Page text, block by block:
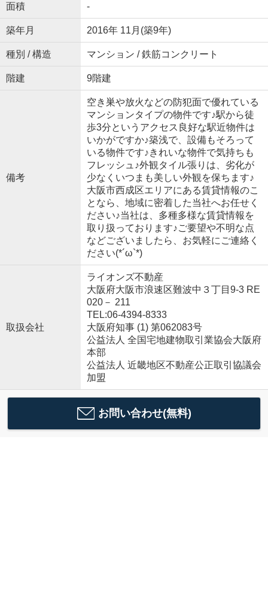
面積 -
築年月 2016年 11月(築9年)
種別 / 構造 マンション / 鉄筋コンクリート
階建 9階建
備考
空き巣や放火などの防犯面で優れている
マンションタイプの物件です♪駅から徒
歩3分というアクセス良好な駅近物件は
いかがですか♪築浅で、設備もそろって
いる物件です♪きれいな物件で気持ちも
フレッシュ♪外観タイル張りは、劣化が
少なくいつまも美しい外観を保ちます♪
大阪市西成区エリアにある賃貸情報のこ
となら、地域に密着した当社へお任せく
ださい♪当社は、多種多様な賃貸情報を
取り扱っております♪ご要望や不明な点
などございましたら、お気軽にご連絡く
ださい(*´ω`*)
取扱会社
ライオンズ不動産
大阪府大阪市浪速区難波中３丁目9-3 RE
020－ 211
TEL:06-4394-8333
大阪府知事 (1) 第062083号
公益法人 全国宅地建物取引業協会大阪府
本部
公益法人 近畿地区不動産公正取引協議会
加盟
お問い合わせ(無料)